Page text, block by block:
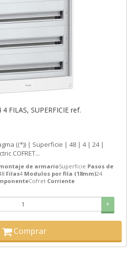
SUPERFICIE ref.
((*)) | Superficie | 48 | 4 | 24 |
COFRET...
de armarioSuperficie Pasos de
Filas4 Modulos por fila (18mm)24
Cofret Corriente
+
Comprar